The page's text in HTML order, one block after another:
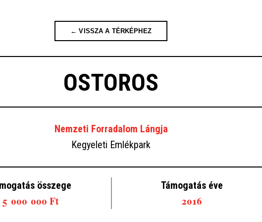
← VISSZA A TÉRKÉPHEZ
OSTOROS
Nemzeti Forradalom Lángja
Kegyeleti Emlékpark
összege
5 000 000 Ft
Támogatás éve
2016